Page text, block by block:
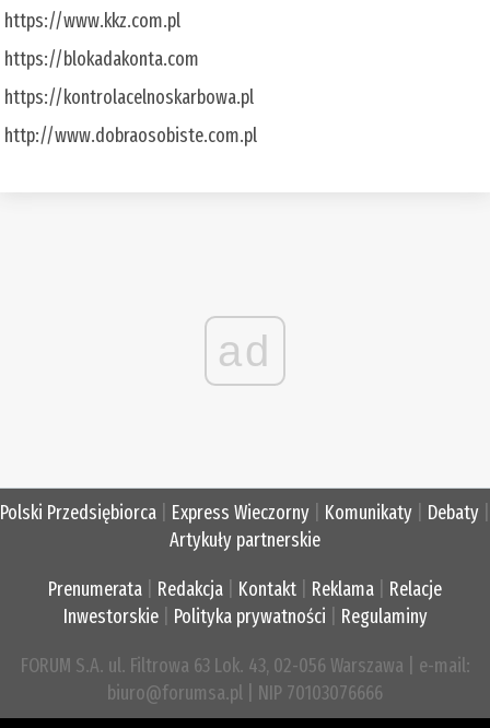
https://www.kkz.com.pl
https://blokadakonta.com
https://kontrolacelnoskarbowa.pl
http://www.dobraosobiste.com.pl
ad
Polski Przedsiębiorca Express Wieczorny Komunikaty Debaty
Artykuły partnerskie
Prenumerata Redakcja Kontakt Reklama
Relacje
Inwestorskie| Polityka prywatności Regulaminy
FORUM S.A. ul. Filtrowa 63 Lok. 43, 02-056 Warszawa | e-mail:
biuro@forumsa.pl | NIP 70103076666